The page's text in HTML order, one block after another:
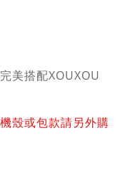
美搭配XOUXOU
殼或包款請另外購